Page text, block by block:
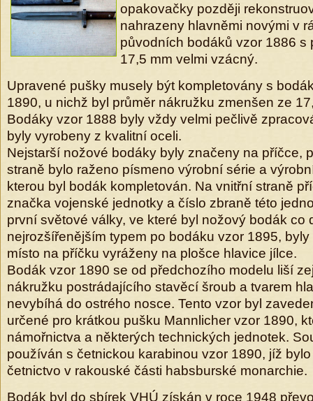
opakovačky později
nahrazeny hlavněmi novými v
původních bodáků vzor 1886 s
17,5 mm velmi vzácný.
Upravené pušky musely být kompletovány s
1890, u nichž byl průměr nákružku zmenšen ze
Bodáky vzor 1888 byly vždy velmi pečlivě
byly vyrobeny z kvalitní oceli.
Nejstarší nožové bodáky byly značeny na příčce,
straně bylo raženo písmeno výrobní série a
kterou byl bodák kompletován. Na vnitřní straně
značka vojenské jednotky a číslo zbraně této
první světové války, ve které byl nožový bodák co
nejrozšířenějším typem po bodáku vzor 1895,
místo na příčku vyráženy na plošce hlavice jílce.
Bodák vzor 1890 se od předchozího modelu liší
nákružku postrádajícího stavěcí šroub a tvarem
nevybíhá do ostrého nosce. Tento vzor byl
určené pro krátkou pušku Mannlicher vzor 1890,
námořnictva a některých technických jednotek.
používán s četnickou karabinou vzor 1890, jíž
četnictvo v rakouské části habsburské monarchie.
Bodák byl do sbírek VHÚ získán v roce 1948